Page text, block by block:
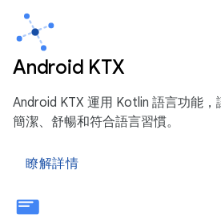
Android KTX
Android KTX 運用 Kotlin 語言功能
簡潔、舒暢和符合語言習慣。
瞭解詳情